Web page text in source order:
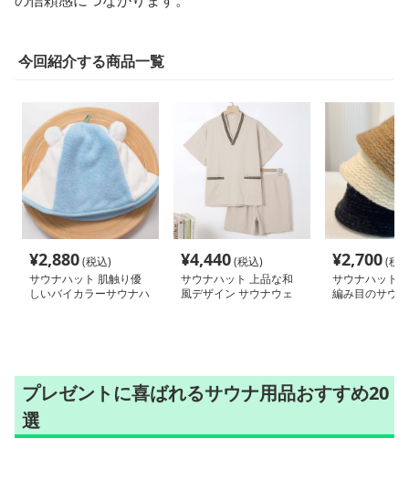
今回紹介する商品一覧
¥2,880(税込)
サウナハット 肌触り優
しいバイカラーサウナハ
¥4,440(税込)
サウナハット 上品な和
風デザイン サウナウェ
¥2,700(税
サウナハット
編み目のサウ
プレゼントに喜ばれるサウナ用品おすすめ20
選